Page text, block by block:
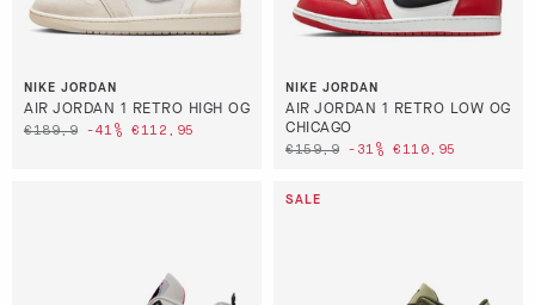
NIKE JORDAN
AIR JORDAN 1 RETRO HIGH OG
€189,9 -41% €112,95
NIKE JORDAN
AIR JORDAN 1 RETRO LOW OG
CHICAGO
€159,9 -31% €110,95